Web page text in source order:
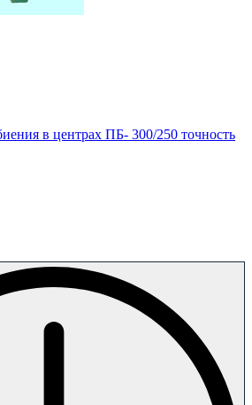
в центрах ПБ- 300/250 точность